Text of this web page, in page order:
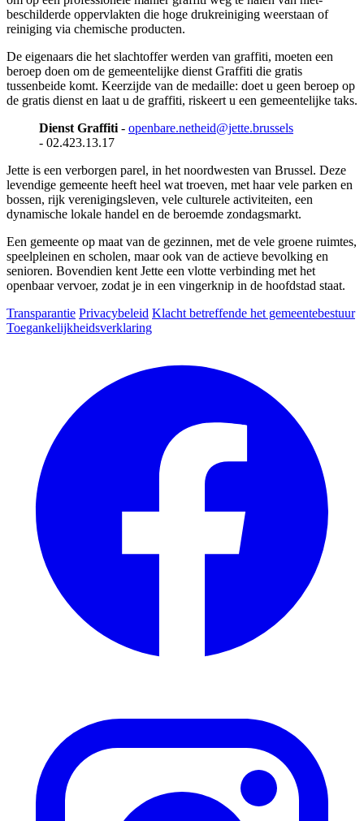
beschilderde oppervlakten die hoge drukreiniging weerstaan of
reiniging via chemische producten.
De eigenaars die het slachtoffer werden van graffiti, moeten een
beroep doen om de gemeentelijke dienst Graffiti die gratis
tussenbeide komt. Keerzijde van de medaille: doet u geen beroep op
de gratis dienst en laat u de graffiti, riskeert u een gemeentelijke taks.
Dienst Graffiti - openbare.netheid@jette.brussels
- 02.423.13.17
Jette is een verborgen parel, in het noordwesten van Brussel. Deze
levendige gemeente heeft heel wat troeven, met haar vele parken en
bossen, rijk verenigingsleven, vele culturele activiteiten, een
dynamische lokale handel en de beroemde zondagsmarkt.
Een gemeente op maat van de gezinnen, met de vele groene ruimtes,
speelpleinen en scholen, maar ook van de actieve bevolking en
senioren. Bovendien kent Jette een vlotte verbinding met het
openbaar vervoer, zodat je in een vingerknip in de hoofdstad staat.
Transparantie Privacybeleid Klacht betreffende het gemeentebestuur
Toegankelijkheidsverklaring